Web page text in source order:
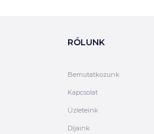
RÓLUNK
Bemutatkozunk
Kapcsolat
Üzleteink
Díjaink